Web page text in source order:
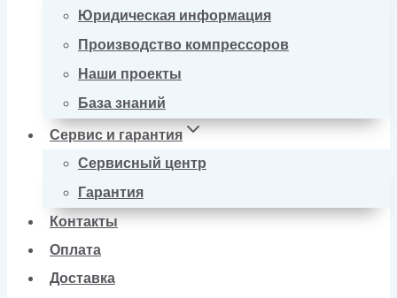
Юридическая информация
Производство компрессоров
Наши проекты
База знаний
Сервис и гарантия
Сервисный центр
Гарантия
Контакты
Оплата
Доставка